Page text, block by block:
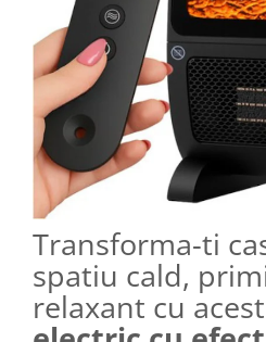
Transforma-ti
spatiu cald,
relaxant cu acest